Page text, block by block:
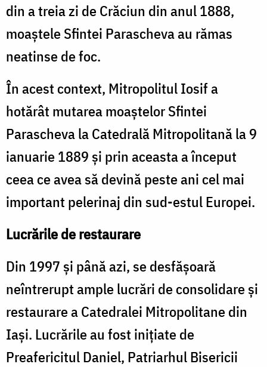
din a treia zi de Crăciun din anul 1888,
moaştele Sfintei Parascheva au rămas
neatinse de foc.
În acest context, Mitropolitul Iosif a
hotărât mutarea moaştelor Sfintei
Parascheva la Catedrală Mitropolitană la 9
ianuarie 1889 şi prin aceasta a început
ceea ce avea să devină peste ani cel mai
important pelerinaj din sud-estul Europei.
Lucrările de restaurare
Din 1997 şi până azi, se desfăşoară
neîntrerupt ample lucrări de consolidare şi
restaurare a Catedralei Mitropolitane din
Iaşi. Lucrările au fost iniţiate de
Preafericitul Daniel, Patriarhul Bisericii